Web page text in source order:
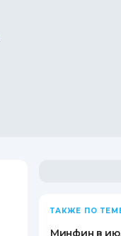
ТАКЖЕ ПО
Минфин в